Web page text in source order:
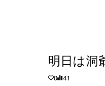
明日は洞
0 41